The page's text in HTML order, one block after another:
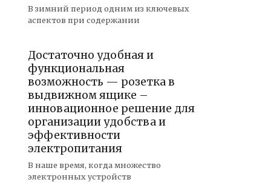
В зимний период одним из ключевых
аспектов при содержании
Достаточно удобная и
функциональная
возможность — розетка в
выдвижном ящике –
инновационное решение для
организации удобства и
эффективности
электропитания
В наше время, когда множество
электронных устройств